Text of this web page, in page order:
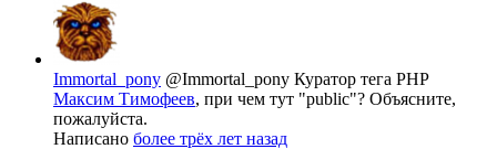
Immortal_pony @Immortal_pony Куратор тега PHP
Максим Тимофеев, при чем тут "public"? Объясните,
пожалуйста.
Написано более трёх лет назад